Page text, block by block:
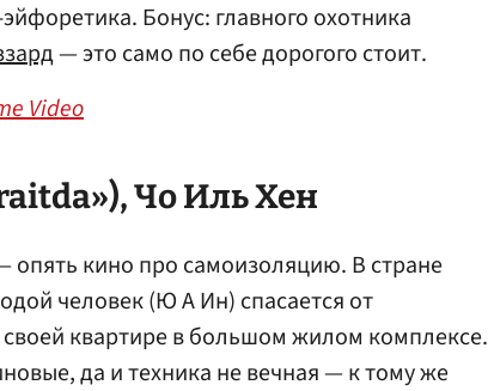
Бонус: главного охотника
— это само по себе дорогого стоит.
Video
Чо Иль Хен
кино про самоизоляцию. В стране
человек (Ю А Ин) спасается от
квартире в большом жилом комплексе.
да и техника не вечная — к тому же